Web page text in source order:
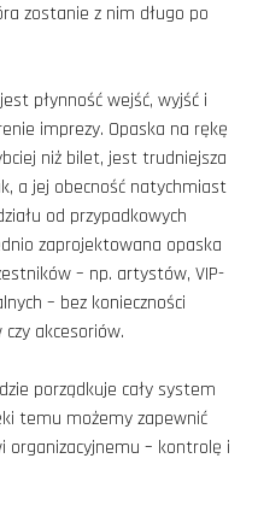
zostanie z nim długo po
płynność wejść, wyjść i
imprezy. Opaska na rękę
niż bilet, jest trudniejsza
a jej obecność natychmiast
od przypadkowych
zaprojektowana opaska
– np. artystów, VIP-
– bez konieczności
akcesoriów.
porządkuje cały system
temu możemy zapewnić
organizacyjnemu – kontrolę i